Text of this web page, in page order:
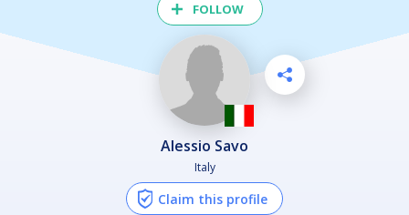
FOLLOW
Alessio Savo
Italy
Claim this profile